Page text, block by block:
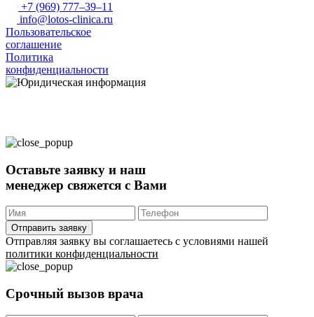
+7 (969) 777–39–11
info@lotos-clinica.ru
Пользовательское
соглашение
Политика
конфиденциальности
Оставьте заявку и наш
менеджер свяжется с Вами
Отправить заявку
Отправляя заявку вы соглашаетесь с условиями нашей
политики конфиденциальности
Срочный вызов врача